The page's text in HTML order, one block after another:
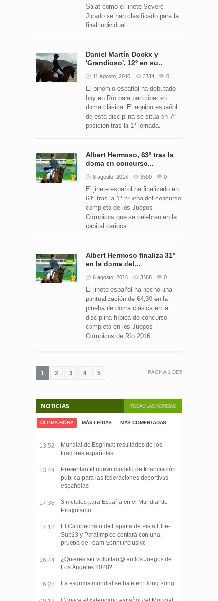
Salat como el jinete Severo
Jurado se han clasificado para la
final individual.
Daniel Martín Dockx y
'Grandioso', 12º en su...
11 agosto, 2016 3234 0
El binomio español ha debutado
hoy en Río para participar en
doma clásica. El equipo español
de esta disciplina se sitúa en 7ª
posición tras la 1ª jornada.
Albert Hermoso, 63º tras la
doma en concurso...
8 agosto, 2016 3500 0
El jinete español ha finalizado en
63ª tras la 1ª prueba del concurso
completo de los Juegos
Olímpicos que se celebran en la
capital carioca.
Albert Hermoso finaliza 31º
en la doma del...
6 agosto, 2016 3168 0
El jinete español ha hecho una
puntualización de 64,30 en la
prueba de doma clásica en la
disciplina hípica de concurso
completo en los Juegos
Olímpicos de Río 2016.
1 2 3 4 5 PÁGINA 1 DE5
TODAS LAS NOTICIAS
NOTICIAS
ÚLTIMA HORA MÁS LEÍDAS MÁS COMENTADAS
13:52
Mundial de Esgrima: resultados de los
tiradores españoles
13:44
Presentan el nuevo modelo de financiación
pública para las federaciones deportivas
españolas
17:38
3 metales para España en el Mundial de
Piragüismo
17:12
El Campeonato de España de Pista Élite-
Sub23 y Paralímpico contará con una
prueba de Team Sprint Inclusivo
16:44
¿Quieres ser voluntari@ en los Juegos de
Los Ángeles 2028?
16:28 La esgrima mundial se bate en Hong Kong